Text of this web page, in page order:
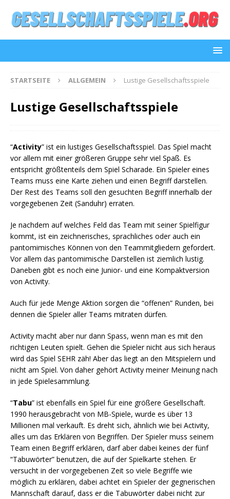
STARTSEITE ALLGEMEIN Lustige Gesellschaftsspiele
Lustige Gesellschaftsspiele
“Activity” ist ein lustiges Gesellschaftsspiel. Das Spiel macht
vor allem mit einer größeren Gruppe sehr viel Spaß. Es
entspricht größtenteils dem Spiel Scharade. Ein Spieler eines
Teams muss eine Karte ziehen und einen Begriff darstellen.
Der Rest des Teams soll den gesuchten Begriff innerhalb der
vorgegebenen Zeit (Sanduhr) erraten.
Je nachdem auf welches Feld das Team mit seiner Spielfigur
kommt, ist ein zeichnerisches, sprachliches oder auch ein
pantomimisches Können von den Teammitgliedern gefordert.
Vor allem das pantomimische Darstellen ist ziemlich lustig.
Daneben gibt es noch eine Junior- und eine Kompaktversion
von Activity.
Auch für jede Menge Aktion sorgen die “offenen” Runden, bei
dennen die Spieler aller Teams mitraten dürfen.
Activity macht aber nur dann Spass, wenn man es mit den
richtigen Leuten spielt. Gehen die Spieler nicht aus sich heraus
wird das Spiel SEHR zäh! Aber das liegt an den Mitspielern und
nicht am Spiel. Von daher gehört Activity meiner Meinung nach
in jede Spielesammlung.
“Tabu” ist ebenfalls ein Spiel für eine größere Gesellschaft.
1990 herausgebracht von MB-Spiele, wurde es über 13
Millionen mal verkauft. Es dreht sich, ähnlich wie bei Activity,
alles um das Erklären von Begriffen. Der Spieler muss seinem
Team einen Begriff erklären, darf aber dabei keines der fünf
“Tabuwörter” benutzen, die auf der Spielkarte stehen. Er
versucht in der vorgegebenen Zeit so viele Begriffe wie
möglich zu erklären, dabei achtet ein Spieler der gegnerischen
Mannschaft darauf, dass er die Tabuwörter dabei nicht zur